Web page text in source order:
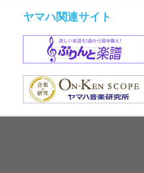
ヤマハ関連サイト